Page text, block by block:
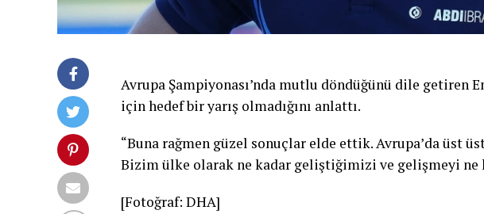
Avrupa Şampiyonası’nda mutlu döndüğünü dile getiren
için hedef bir yarış olmadığını anlattı.
“Buna rağmen güzel sonuçlar elde ettik. Avrupa’da üst
Bizim ülke olarak ne kadar geliştiğimizi ve gelişmeyi
[Fotoğraf: DHA]